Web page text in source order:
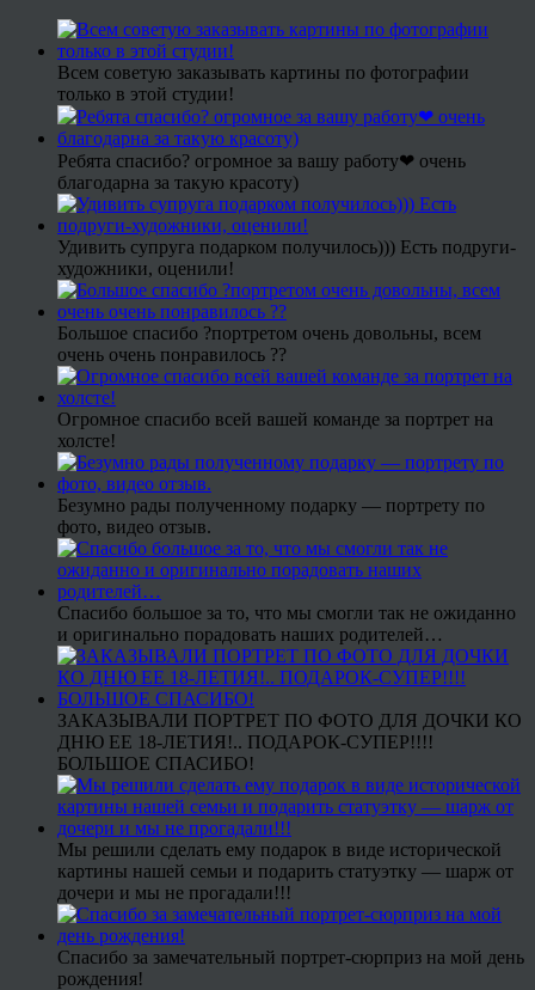
Всем советую заказывать картины по фотографии
только в этой студии!
Ребята спасибо? огромное за вашу работу❤ очень
благодарна за такую красоту)
Удивить супруга подарком получилось))) Есть подруги-
художники, оценили!
Большое спасибо ?портретом очень довольны, всем
очень очень понравилось ??
Огромное спасибо всей вашей команде за портрет на
холсте!
Безумно рады полученному подарку — портрету по
фото, видео отзыв.
Спасибо большое за то, что мы смогли так не ожиданно
и оригинально порадовать наших родителей…
ЗАКАЗЫВАЛИ ПОРТРЕТ ПО ФОТО ДЛЯ ДОЧКИ КО
ДНЮ ЕЕ 18-ЛЕТИЯ!.. ПОДАРОК-СУПЕР!!!!
БОЛЬШОЕ СПАСИБО!
Мы решили сделать ему подарок в виде исторической
картины нашей семьи и подарить статуэтку — шарж от
дочери и мы не прогадали!!!
Спасибо за замечательный портрет-сюрприз на мой день
рождения!